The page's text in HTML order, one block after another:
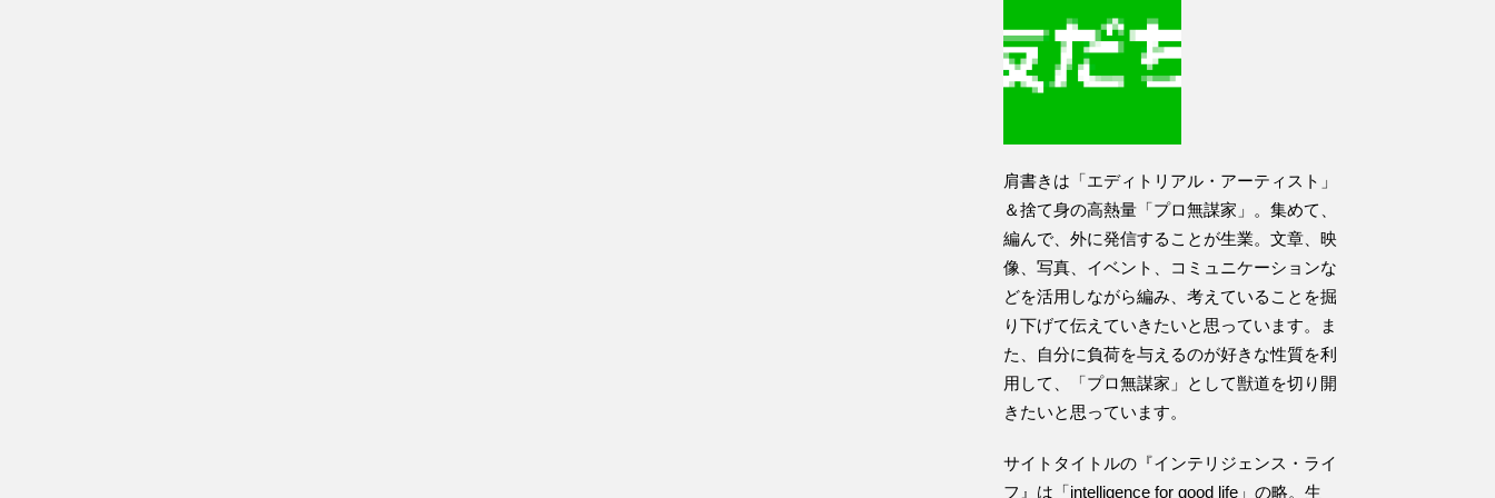
肩書きは「エディトリアル・アーティスト」
＆捨て身の高熱量「プロ無謀家」。集めて、
編んで、外に発信することが生業。文章、映
像、写真、イベント、コミュニケーションな
どを活用しながら編み、考えていることを掘
り下げて伝えていきたいと思っています。ま
た、自分に負荷を与えるのが好きな性質を利
用して、「プロ無謀家」として獣道を切り開
きたいと思っています。
サイトタイトルの『インテリジェンス・ライ
フ』は「intelligence for good life」の略。生